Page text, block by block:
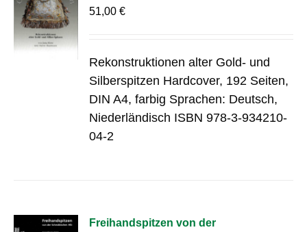
51,00€
Rekonstruktionen alter Gold- und
Silberspitzen Hardcover, 192 Seiten,
DIN A4, farbig Sprachen: Deutsch,
Niederländisch ISBN 978-3-934210-
04-2
Freihandspitzen von der